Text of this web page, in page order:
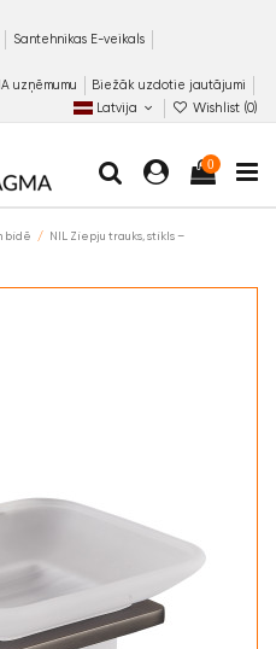
Santehnikas E-veikals
uzņēmumu
Biežāk uzdotie jautājumi
Latvija
Wishlist (0)
0
bidē
NIL Ziepju trauks, stikls –